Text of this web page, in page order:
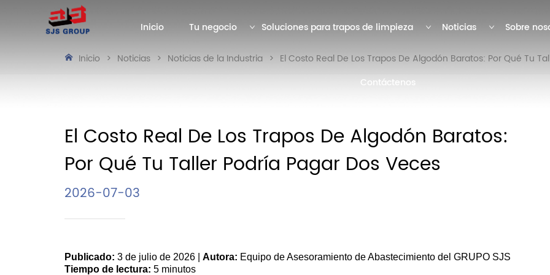
Inicio Tu negocio Soluciones para trapos de limpieza Noticias Sobre
Contáctenos
Inicio > Noticias > Noticias de la Industria > El Costo Real De Los Trapos De Algodón Baratos: Por Qué Tu
El Costo Real De Los Trapos De Algodón Baratos:
Por Qué Tu Taller Podría Pagar Dos Veces
2026-07-03